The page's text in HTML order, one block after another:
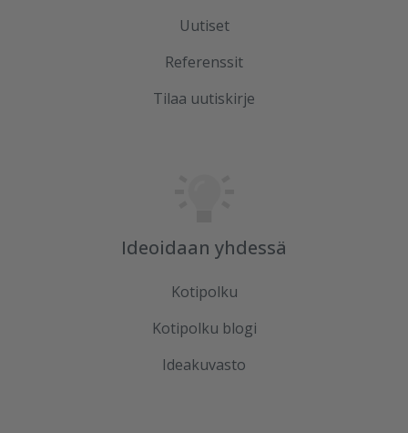
Uutiset
Referenssit
Tilaa uutiskirje
Ideoidaan yhdessä
Kotipolku
Kotipolku blogi
Ideakuvasto